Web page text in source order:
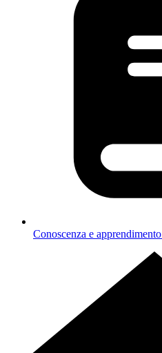
Conoscenza e apprendimento